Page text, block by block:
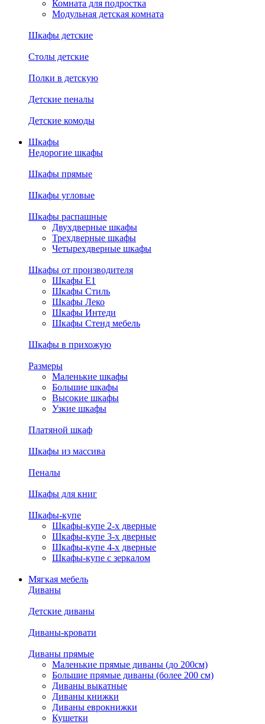
Комната для подростка
Модульная детская комната
Шкафы детские
Столы детские
Полки в детскую
Детские пеналы
Детские комоды
Шкафы
Недорогие шкафы
Шкафы прямые
Шкафы угловые
Шкафы распашные
Двухдверные шкафы
Трехдверные шкафы
Четырехдверные шкафы
Шкафы от производителя
Шкафы E1
Шкафы Стиль
Шкафы Леко
Шкафы Интеди
Шкафы Стенд мебель
Шкафы в прихожую
Размеры
Маленькие шкафы
Большие шкафы
Высокие шкафы
Узкие шкафы
Платяной шкаф
Шкафы из массива
Пеналы
Шкафы для книг
Шкафы-купе
Шкафы-купе 2-х дверные
Шкафы-купе 3-х дверные
Шкафы-купе 4-х дверные
Шкафы-купе с зеркалом
Мягкая мебель
Диваны
Детские диваны
Диваны-кровати
Диваны прямые
Маленькие прямые диваны (до 200см)
Большие прямые диваны (более 200 см)
Диваны выкатные
Диваны книжки
Диваны еврокнижки
Кушетки